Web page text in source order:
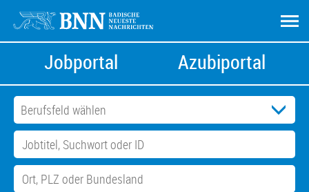
Jobportal Azubiportal